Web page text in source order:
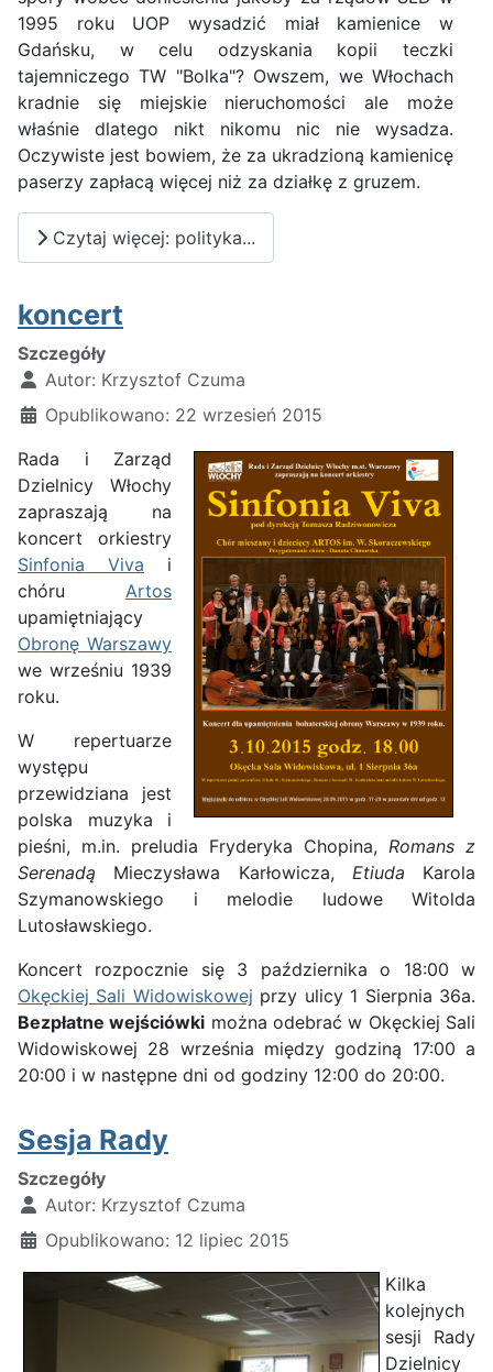
1995 roku UOP wysadzić miał kamienice w
Gdańsku, w celu odzyskania kopii teczki
tajemniczego TW "Bolka"? Owszem, we Włochach
kradnie się miejskie nieruchomości ale może
właśnie dlatego nikt nikomu nic nie wysadza.
Oczywiste jest bowiem, że za ukradzioną kamienicę
paserzy zapłacą więcej niż za działkę z gruzem.
Czytaj więcej: polityka...
koncert
Szczegóły
Autor: Krzysztof Czuma
Opublikowano: 22 wrzesień 2015
Rada i Zarząd
Dzielnicy Włochy
zapraszają na
koncert orkiestry
Sinfonia Viva i
chóru Artos
upamiętniający
Obronę Warszawy
we wrześniu 1939
roku.
W repertuarze
występu
przewidziana jest
polska muzyka i
pieśni, m.in. preludia Fryderyka Chopina, Romans z
Serenadą Mieczysława Karłowicza, Etiuda Karola
Szymanowskiego i melodie ludowe Witolda
Lutosławskiego.
Koncert rozpocznie się 3 października o 18:00 w
Okęckiej Sali Widowiskowej przy ulicy 1 Sierpnia 36a.
Bezpłatne wejściówki można odebrać w Okęckiej Sali
Widowiskowej 28 września między godziną 17:00 a
20:00 i w następne dni od godziny 12:00 do 20:00.
Sesja Rady
Szczegóły
Autor: Krzysztof Czuma
Opublikowano: 12 lipiec 2015
Kilka
kolejnych
sesji Rady
Dzielnicy